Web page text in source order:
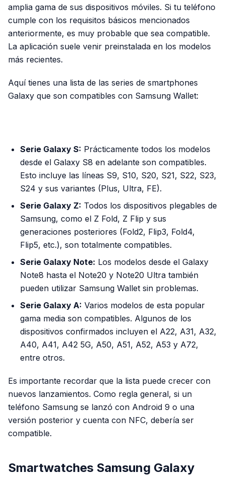
amplia gama de sus dispositivos móviles. Si tu teléfono
cumple con los requisitos básicos mencionados
anteriormente, es muy probable que sea compatible.
La aplicación suele venir preinstalada en los modelos
más recientes.
Aquí tienes una lista de las series de smartphones
Galaxy que son compatibles con Samsung Wallet:
Serie Galaxy S: Prácticamente todos los modelos
desde el Galaxy S8 en adelante son compatibles.
Esto incluye las líneas S9, S10, S20, S21, S22, S23,
S24 y sus variantes (Plus, Ultra, FE).
Serie Galaxy Z: Todos los dispositivos plegables de
Samsung, como el Z Fold, Z Flip y sus
generaciones posteriores (Fold2, Flip3, Fold4,
Flip5, etc.), son totalmente compatibles.
Serie Galaxy Note: Los modelos desde el Galaxy
Note8 hasta el Note20 y Note20 Ultra también
pueden utilizar Samsung Wallet sin problemas.
Serie Galaxy A: Varios modelos de esta popular
gama media son compatibles. Algunos de los
dispositivos confirmados incluyen el A22, A31, A32,
A40, A41, A42 5G, A50, A51, A52, A53 y A72,
entre otros.
Es importante recordar que la lista puede crecer con
nuevos lanzamientos. Como regla general, si un
teléfono Samsung se lanzó con Android 9 o una
versión posterior y cuenta con NFC, debería ser
compatible.
Smartwatches Samsung Galaxy